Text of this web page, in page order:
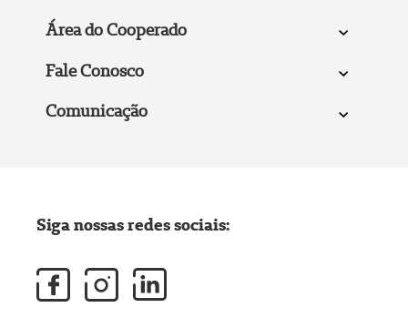
Área do Cooperado
Fale Conosco
Comunicação
Siga nossas redes sociais: